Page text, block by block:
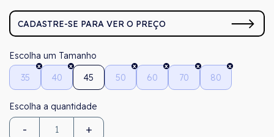
CADASTRE-SE PARA VER O PREÇO
Tamanho
35
40 45 50 60 70 80
- +